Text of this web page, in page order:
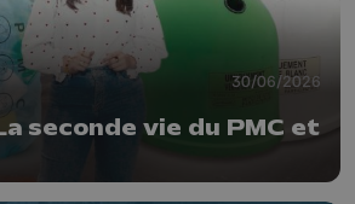
30/06/2026
seconde vie du PMC et